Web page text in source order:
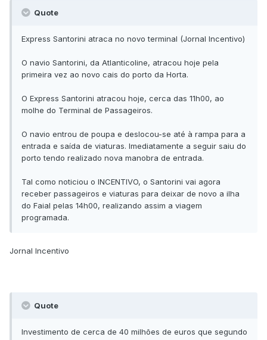
Quote
Express Santorini atraca no novo terminal (Jornal Incentivo)
O navio Santorini, da Atlanticoline, atracou hoje pela
primeira vez ao novo cais do porto da Horta.
O Express Santorini atracou hoje, cerca das 11h00, ao
molhe do Terminal de Passageiros.
O navio entrou de poupa e deslocou-se até à rampa para a
entrada e saída de viaturas. Imediatamente a seguir saiu do
porto tendo realizado nova manobra de entrada.
Tal como noticiou o INCENTIVO, o Santorini vai agora
receber passageiros e viaturas para deixar de novo a ilha
do Faial pelas 14h00, realizando assim a viagem
programada.
Jornal Incentivo
Quote
Investimento de cerca de 40 milhões de euros que segundo